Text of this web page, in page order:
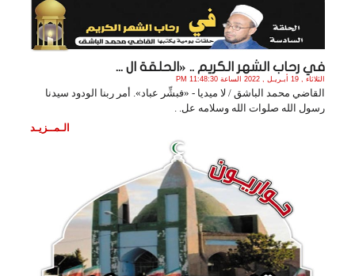
في رحاب الشهر الكريم .. «الحلقة ال ...
الثلاثاء , 19 أبـريـل , 2022 الساعة 11:48:30 PM
القاضي محمد الباشق / لا ميديا - «فبشِّر عباد». أمر ربنا الودود سيدنا
رسول الله صلوات الله وسلامه عل. .
الـمــزيـد